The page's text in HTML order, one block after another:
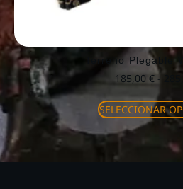
Terreno Plegable
185,00 € -
SELECCIONAR